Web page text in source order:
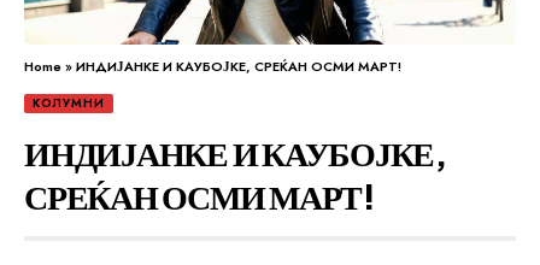
Home»ИНДИЈАНКЕ И КАУБОЈКЕ, СРЕЌАН ОСМИ МАРТ!
КОЛУМНИ
ИНДИЈАНКЕ И КАУБОЈКЕ,
СРЕЌАН ОСМИ МАРТ!